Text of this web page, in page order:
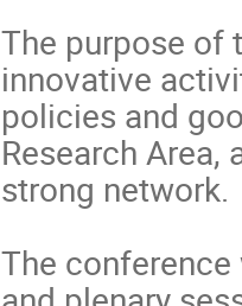
The purpose of
innovative
policies and
Research
strong network.
The